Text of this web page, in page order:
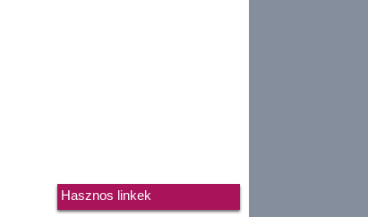
Hasznos linkek